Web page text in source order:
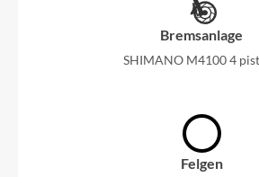
Bremsanlage
SHIMANO M4100 4
Felgen